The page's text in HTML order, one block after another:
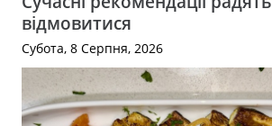
відмовитися
Субота, 8 Серпня, 2026